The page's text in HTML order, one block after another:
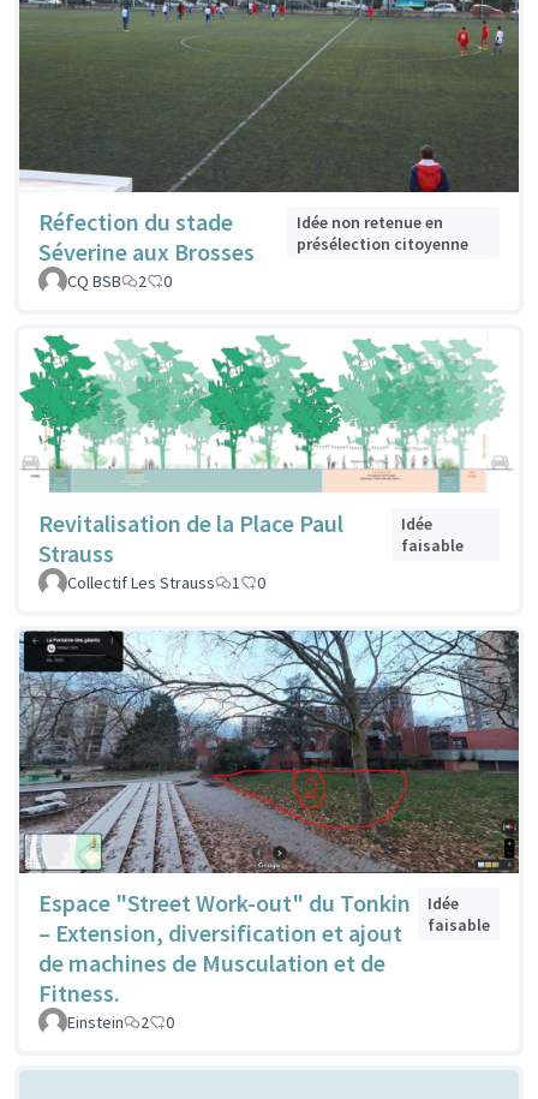
Réfection du stade
Séverine aux Brosses
Idée non retenue en
présélection citoyenne
CQ BSB
2 0
Revitalisation de la Place Paul
Strauss
Idée
faisable
Collectif Les Strauss
1 0
Espace "Street Work-out" du Tonkin
– Extension, diversification et ajout
de machines de Musculation et de
Fitness.
Idée
faisable
Einstein 2 0